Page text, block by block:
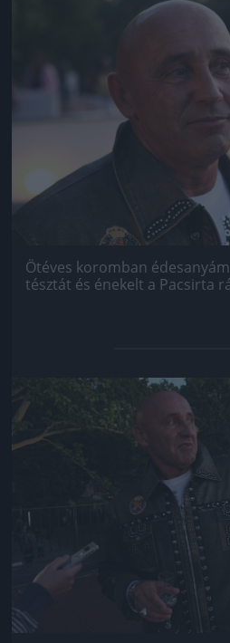
Jön még
Ötéves koromban
tésztát és énekelt a Pacsirta
Jön még